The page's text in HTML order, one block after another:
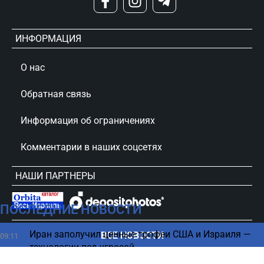
ПОСЛЕДНИЕ НОВОСТИ
09:11
Иран заполучил ценные трофеи США и Израиля —
технологии под угрозой
ВСЕ НОВОСТИ
ИНФОРМАЦИЯ
О нас
Обратная связь
Информация об ограничениях
Комментарии в наших соцсетях
НАШИ ПАРТНЕРЫ
сursorinfo.co.il © Все права защищены